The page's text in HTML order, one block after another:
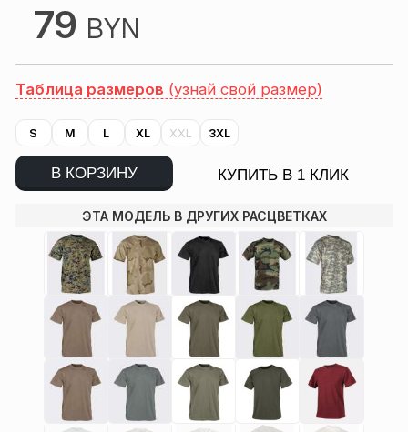
79 BYN
Таблица размеров (узнай свой размер)
S M L XL XXL 3XL
В КОРЗИНУ КУПИТЬ В 1 КЛИК
ЭТА МОДЕЛЬ В ДРУГИХ РАСЦВЕТКАХ